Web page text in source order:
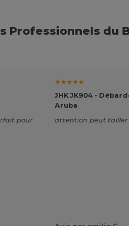
Professionnels du
pour
★★★★★
JHK JK904 -
Aruba
attention peut